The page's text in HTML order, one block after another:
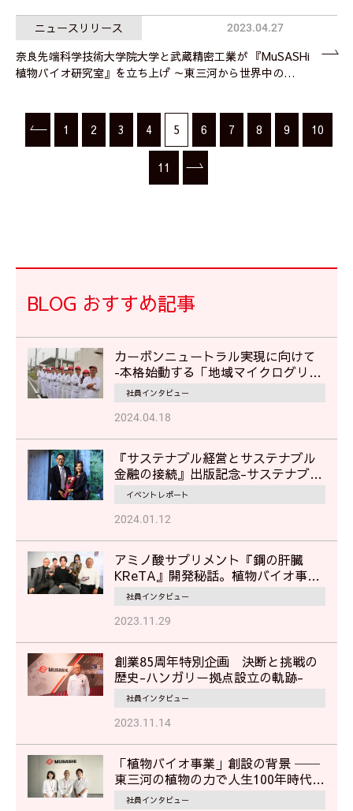
ニュースリリース
奈良先端科学技術大学院大学と武蔵精密工業が 『MuSASHi
植物バイオ研究室』を立ち上げ ～東三河から世界中の…
2023.04.27
1 2 3 4 5 6 7 8 9 10
11
BLOG おすすめ記事
カーボンニュートラル実現に向けて
‐本格始動する「地域マイクログリッ
ド」で地域の災害対応に貢献‐
社員インタビュー
2024.04.18
『サステナブル経営とサステナブル
金融の接続』出版記念-サステナブル
経営に見るムサシの挑戦-
イベントレポート
2024.01.12
アミノ酸サプリメント『鋼の肝臓
KReTA』開発秘話。植物バイオ事業
部担当者が語る"挑戦"のストーリー
社員インタビュー
2023.11.29
創業85周年特別企画 決断と挑戦の
歴史-ハンガリー拠点設立の軌跡-
社員インタビュー
2023.11.14
「植物バイオ事業」創設の背景 ──
東三河の植物の力で人生100年時代を
美しく、健やかに
社員インタビュー